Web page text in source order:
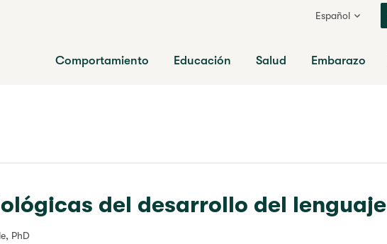
Infancia
Español
Comportamiento Educación Salud Embarazo
del desarrollo del lenguaje
PhD